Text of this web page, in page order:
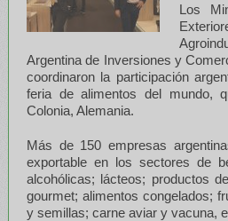
Los
Argentina de Inversiones y
coordinaron la participación
feria de alimentos del mundo,
Colonia, Alemania.
Más de 150 empresas
exportable en los sectores de
alcohólicas; lácteos; productos
gourmet; alimentos congelados;
y semillas; carne aviar y vacuna,